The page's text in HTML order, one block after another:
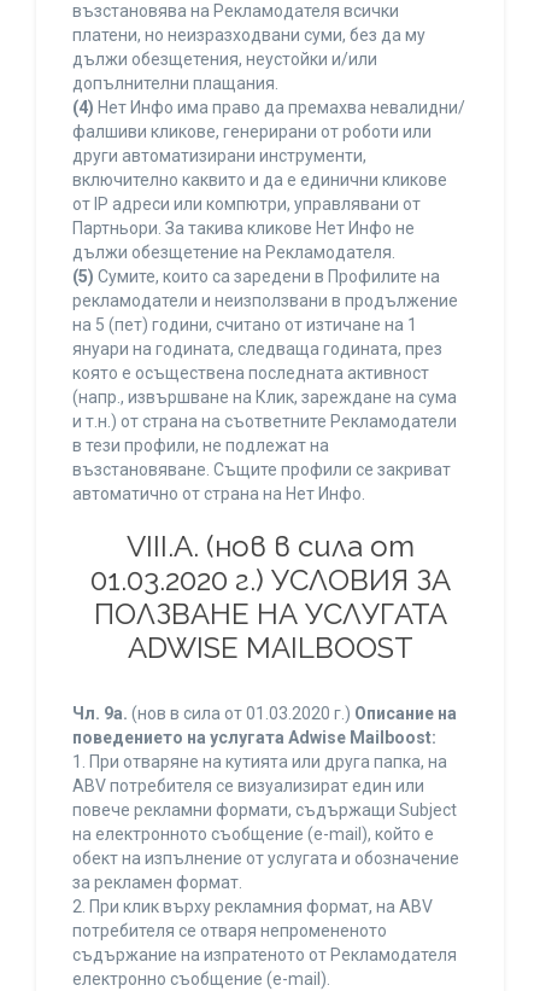
възстановява на Рекламодателя всички
платени, но неизразходвани суми, без да му
дължи обезщетения, неустойки и/или
допълнителни плащания.
(4) Нет Инфо има право да премахва невалидни/
фалшиви кликове, генерирани от роботи или
други автоматизирани инструменти,
включително каквито и да е единични кликове
от IP адреси или компютри, управлявани от
Партньори. За такива кликове Нет Инфо не
дължи обезщетение на Рекламодателя.
(5) Сумите, които са заредени в Профилите на
рекламодатели и неизползвани в продължение
на 5 (пет) години, считано от изтичане на 1
януари на годината, следваща годината, през
която е осъществена последната активност
(напр., извършване на Клик, зареждане на сума
и т.н.) от страна на съответните Рекламодатели
в тези профили, не подлежат на
възстановяване. Същите профили се закриват
автоматично от страна на Нет Инфо.
VIII.A. (нов в сила от
01.03.2020 г.) УСЛОВИЯ ЗА
ПОЛЗВАНЕ НА УСЛУГАТА
ADWISE MAILBOOST
Чл. 9а. (нов в сила от 01.03.2020 г.) Описание на
поведението на услугата Adwise Mailboost:
1. При отваряне на кутията или друга папка, на
ABV потребителя се визуализират един или
повече рекламни формати, съдържащи Subject
на електронното съобщение (e-mail), който е
обект на изпълнение от услугата и обозначение
за рекламен формат.
2. При клик върху рекламния формат, на ABV
потребителя се отваря непромененото
съдържание на изпратеното от Рекламодателя
електронно съобщение (e-mail).